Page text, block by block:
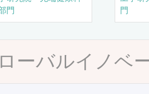
門
門
ーバルイノベ